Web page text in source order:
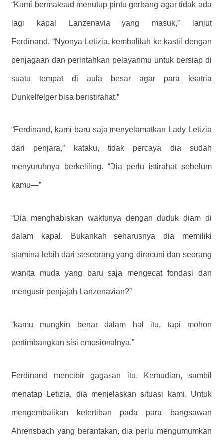
“Kami bermaksud menutup pintu gerbang agar tidak ada
lagi kapal Lanzenavia yang masuk,” lanjut
Ferdinand. “Nyonya Letizia, kembalilah ke kastil dengan
penjagaan dan perintahkan pelayanmu untuk bersiap di
suatu tempat di aula besar agar para ksatria
Dunkelfelger bisa beristirahat.”
“Ferdinand, kami baru saja menyelamatkan Lady Letizia
dari penjara,” kataku, tidak percaya dia sudah
menyuruhnya berkeliling. “Dia perlu istirahat sebelum
kamu—”
“Dia menghabiskan waktunya dengan duduk diam di
dalam kapal. Bukankah seharusnya dia memiliki
stamina lebih dari seseorang yang diracuni dan seorang
wanita muda yang baru saja mengecat fondasi dan
mengusir penjajah Lanzenavian?”
“kamu mungkin benar dalam hal itu, tapi mohon
pertimbangkan sisi emosionalnya.”
Ferdinand mencibir gagasan itu. Kemudian, sambil
menatap Letizia, dia menjelaskan situasi kami. Untuk
mengembalikan ketertiban pada para bangsawan
Ahrensbach yang berantakan, dia perlu mengumumkan